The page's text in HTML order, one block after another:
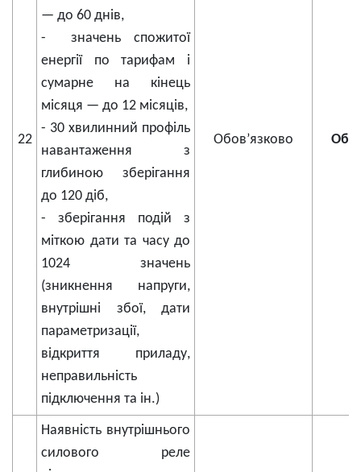
22
— до 60 днів,
- значень спожитої
енергії по тарифам і
сумарне на кінець
місяця — до 12 місяців,
- 30 хвилинний профіль
навантаження з
глибиною зберігання
до 120 діб,
- зберігання подій з
міткою дати та часу до
1024 значень
(зникнення напруги,
внутрішні збої, дати
параметризації,
відкриття приладу,
неправильність
підключення та ін.)
Обов’язково
Наявність внутрішнього
силового реле